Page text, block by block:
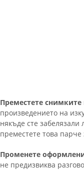
Преместете снимките
произведението на
някъде сте
преместете това
Променете
не предизвиква